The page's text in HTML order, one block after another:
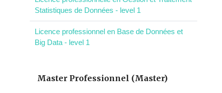
Statistiques de Données - level 1
Licence professionnel en Base de Données et
Big Data - level 1
Master Professionnel (Master)